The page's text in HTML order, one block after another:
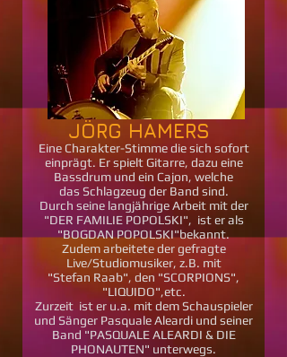
JÖRG HAMERS
Eine Charakter-Stimme die sich sofort
einprägt. Er spielt Gitarre, dazu eine
Bassdrum und ein Cajon, welche
das Schlagzeug der Band sind.
Durch seine langjährige Arbeit mit der
"DER FAMILIE POPOLSKI", ist er als
"BOGDAN POPOLSKI"bekannt.
Zudemarbeitete der gefragte
Live/Studiomusiker, z.B. mit
"Stefan Raab", den "SCORPIONS",
"LIQUIDO",etc.
Zurzeit ist er u.a. mit dem Schauspieler
und Sänger Pasquale Aleardi und seiner
Band "PASQUALE ALEARDI & DIE
PHONAUTEN" unterwegs.